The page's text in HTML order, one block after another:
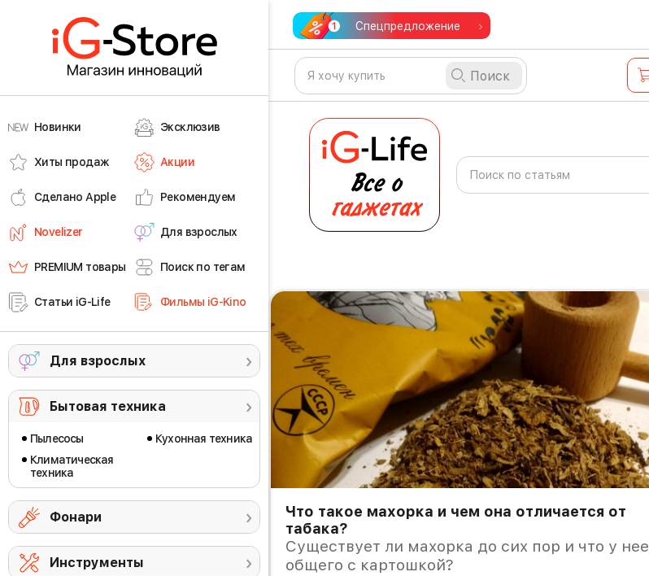
Новинки Эксклюзив
Хиты продаж Акции
Сделано Apple Рекомендуем
Novelizer Для взрослых
PREMIUM товары Поиск по тегам
Статьи iG-Life Фильмы iG-Kino
Для взрослых
Бытовая техника
Пылесосы
Климатическая
техника
Кухонная техника
Фонари
Инструменты
Спецпредложение
Поиск
Что такое махорка и чем она отличается от
табака?
Существует ли махорка до сих пор и что у нее
общего с картошкой?